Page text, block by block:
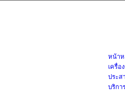
หน้า
เครื่อ
ประส
บริกา